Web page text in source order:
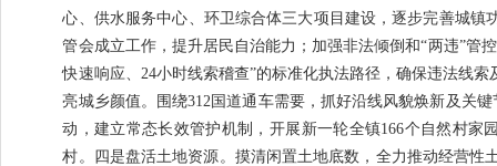
心、供水服务中心、环卫综合体三大项目建设，逐步完善城镇
管会成立工作，提升居民自治能力；加强非法倾倒和“两违”管
快速响应、 24小时线索稽查”的标准化执法路径，确保违法线
亮城乡颜值。 围绕312 国道通车需要，抓好沿线风貌焕新及关
动，建立常态长效管护机制， 开展新一轮全镇166个自然村家
村。
四是盘活土地资源。 摸清闲置土地底数，全力推动经营性